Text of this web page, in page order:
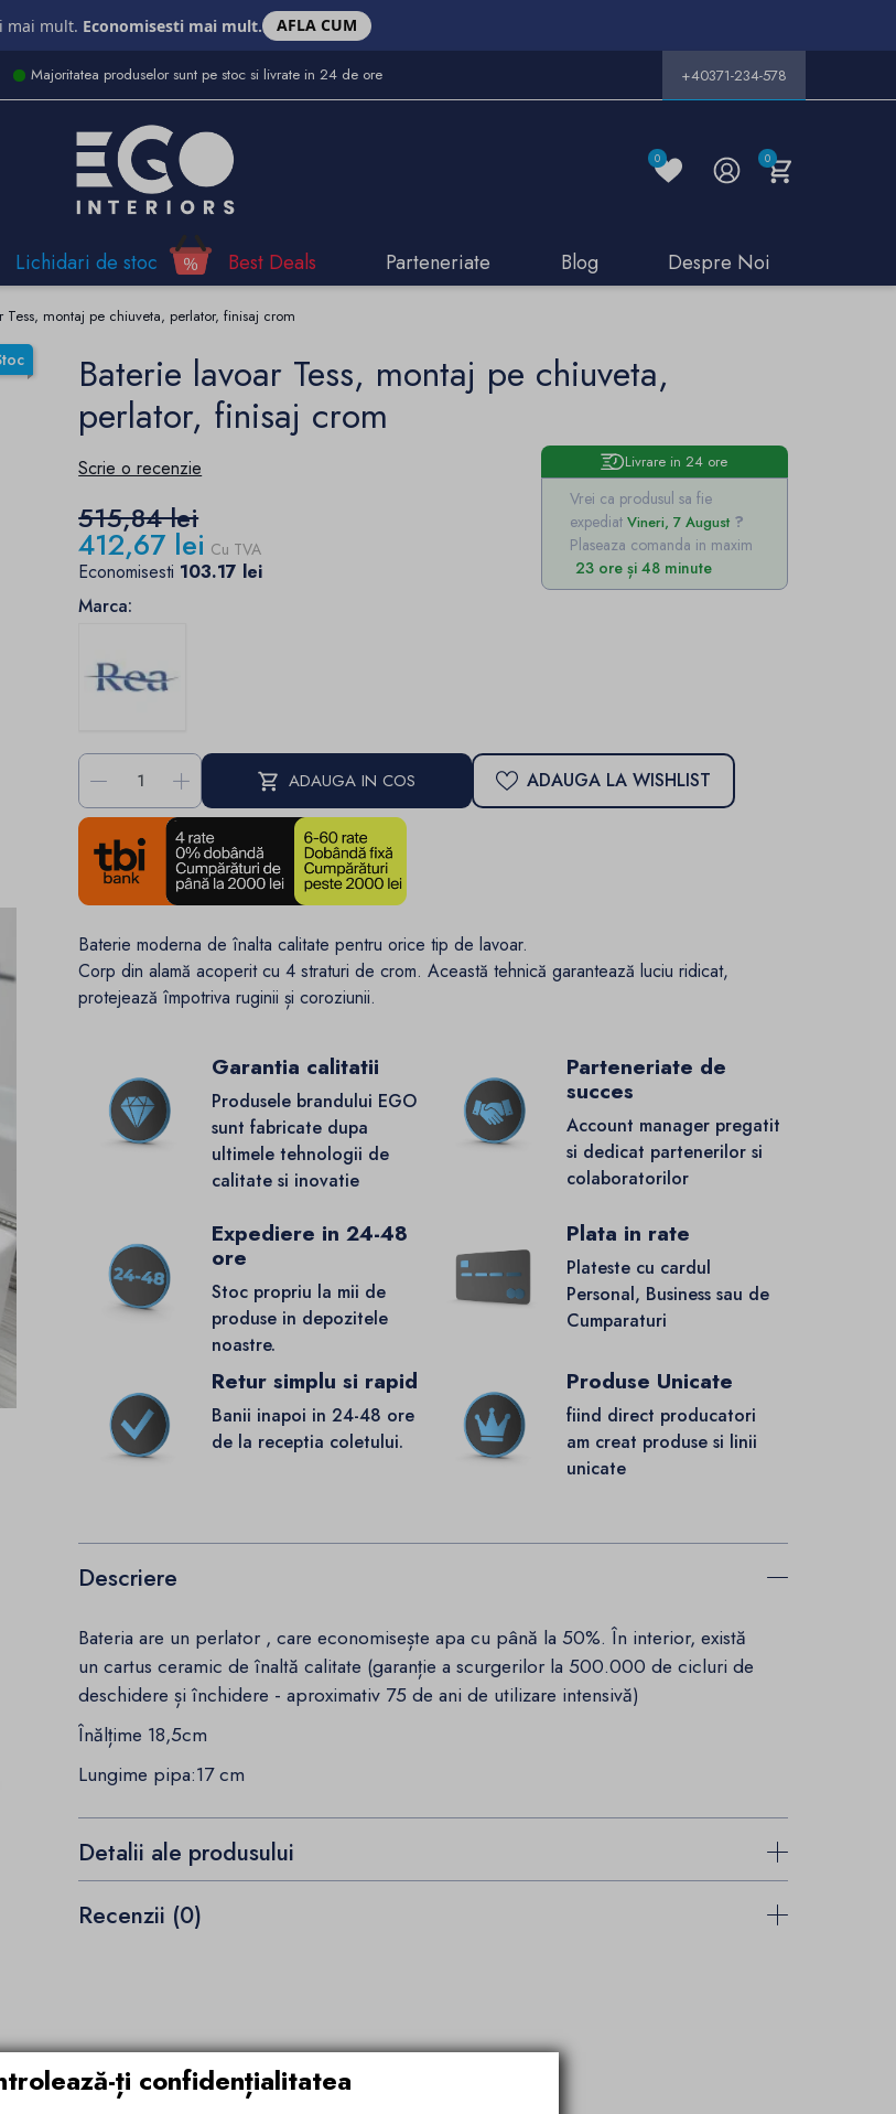
mai mult. Economisesti mai mult. AFLA CUM
Majoritatea produselor sunt pe stoc si livrate in 24 de ore +40371-234-578
0 0
Lichidari de stoc Best Deals Parteneriate Blog Despre Noi
Tess, montaj pe chiuveta, perlator, finisaj crom
Baterie lavoar Tess, montaj pe chiuveta,
perlator, finisaj crom
Livrare in 24 ore
Vrei ca produsul sa fie
expediat Vineri, 7 August
Plaseaza comanda in maxim
23 ore și 48 minute
Scrie o recenzie
515,84 lei
412,67 lei Cu TVA
Economisesti 103.17 lei
Marca:
- + ADAUGA IN COS ADAUGA LA WISHLIST
Baterie moderna de înalta calitate pentru orice tip de lavoar.
Corp din alamă acoperit cu 4 straturi de crom. Această tehnică garantează luciu ridicat,
protejează împotriva ruginii și coroziunii.
Garantia calitatii
Produsele brandului EGO
sunt fabricate dupa
ultimele tehnologii de
calitate si inovatie
Parteneriate de
succes
Account manager pregatit
si dedicat partenerilor si
colaboratorilor
Expediere in 24-48
ore
Stoc propriu la mii de
produse in depozitele
noastre.
Plata in rate
Plateste cu cardul
Personal, Business sau de
Cumparaturi
Retur simplu si rapid
Banii inapoi in 24-48 ore
de la receptia coletului.
Produse Unicate
fiind direct producatori
am creat produse si linii
unicate
Descriere
Bateria are un perlator , care economisește apa cu până la 50%. În interior, există
un cartus ceramic de înaltă calitate (garanție a scurgerilor la 500.000 de cicluri de
deschidere și închidere - aproximativ 75 de ani de utilizare intensivă)
Înălțime 18,5cm
Lungime pipa:17 cm
Detalii ale produsului
Recenzii (0)
ți confidențialitatea